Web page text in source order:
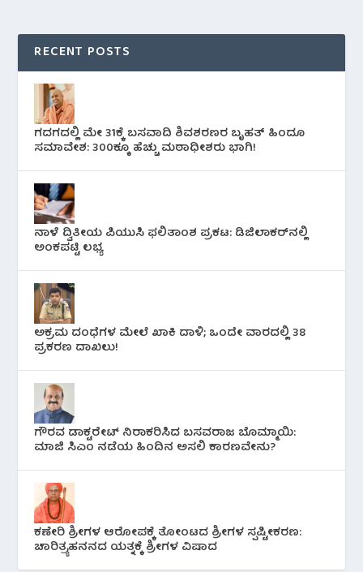
RECENT POSTS
ಗದಗದಲ್ಲಿ ಮೇ 31ಕ್ಕೆ ಬಸವಾದಿ ಶಿವಶರಣರ ಬೃಹತ್ ಹಿಂದೂ
ಸಮಾವೇಶ: 300ಕ್ಕೂ ಹೆಚ್ಚು ಮಠಾಧೀಶರು ಭಾಗಿ!
ನಾಳೆ ದ್ವಿತೀಯ ಪಿಯುಸಿ ಫಲಿತಾಂಶ ಪ್ರಕಟ: ಡಿಜಿಲಾಕರ್‌ನಲ್ಲಿ
ಅಂಕಪಟ್ಟಿ ಲಭ್ಯ
ಅಕ್ರಮ ದಂಧೆಗಳ ಮೇಲೆ ಖಾಕಿ ದಾಳಿ; ಒಂದೇ ವಾರದಲ್ಲಿ 38
ಪ್ರಕರಣ ದಾಖಲು!
ಗೌರವ ಡಾಕ್ಟರೇಟ್ ನಿರಾಕರಿಸಿದ ಬಸವರಾಜ ಬೊಮ್ಮಾಯಿ:
ಮಾಜಿ ಸಿಎಂ ನಡೆಯ ಹಿಂದಿನ ಅಸಲಿ ಕಾರಣವೇನು?
ಕಣೇರಿ ಶ್ರೀಗಳ ಆರೋಪಕ್ಕೆ ತೋಂಟದ ಶ್ರೀಗಳ ಸ್ಪಷ್ಟೀಕರಣ:
ಚಾರಿತ್ರ್ಯಹನನದ ಯತ್ನಕ್ಕೆ ಶ್ರೀಗಳ ವಿಷಾದ